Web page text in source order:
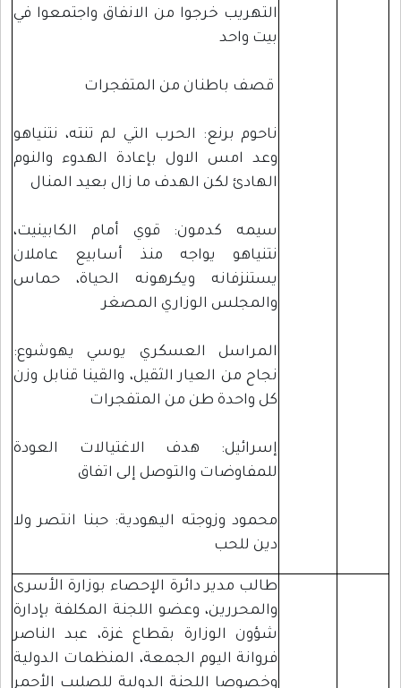
التهريب خرجوا من الانفاق واجتمعوا في
بيت واحد
قصف باطنان من المتفجرات
ناحوم برنع: الحرب التي لم تنته، نتنياهو
وعد امس الاول بإعادة الهدوء والنوم
الهادئ لكن الهدف ما زال بعيد المنال
سيمه كدمون: قوي أمام الكابينيت،
نتنياهو يواجه منذ أسابيع عاملان
يستنزفانه ويكرهونه الحياة، حماس
والمجلس الوزاري المصغر
المراسل العسكري يوسي يهوشوع:
نجاح من العيار الثقيل، والقينا قنابل وزن
كل واحدة طن من المتفجرات
إسرائيل: هدف الاغتيالات العودة
للمفاوضات والتوصل إلى اتفاق
محمود وزوجته اليهودية: حبنا انتصر ولا
دين للحب
طالب مدير دائرة الإحصاء بوزارة الأسرى
والمحررين، وعضو اللجنة المكلفة بإدارة
شؤون الوزارة بقطاع غزة، عبد الناصر
فروانة اليوم الجمعة، المنظمات الدولية
وخصوصا اللجنة الدولية للصليب الأحمر